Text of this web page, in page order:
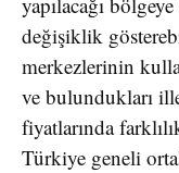
değişiklik
merkezlerinin
ve bulundukları
fiyatlarında
Türkiye geneli